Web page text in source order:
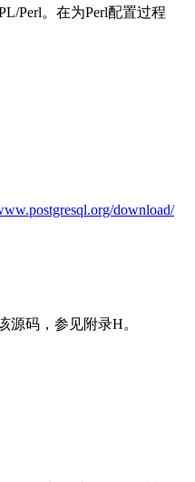
Perl。在为Perl配置过程
download/
源码，参见附录H。